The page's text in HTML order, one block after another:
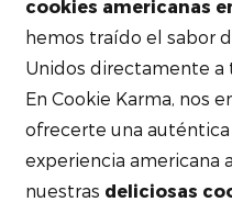
cookies americanas
hemos traído el sabor
Unidos directamente a
En Cookie Karma, nos
ofrecerte una auténtica
experiencia americana
nuestras deliciosas